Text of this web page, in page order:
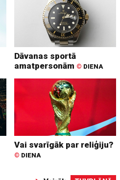
Dāvanas sportā
amatpersonām © DIENA
Vai svarīgāk par reliģiju?
© DIENA